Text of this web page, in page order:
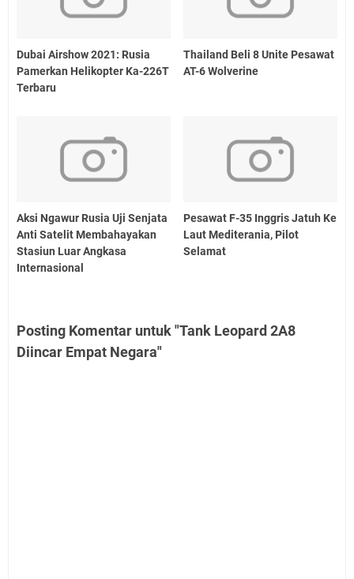
Dubai Airshow 2021: Rusia
Pamerkan Helikopter Ka-226T
Terbaru
Thailand Beli 8 Unite Pesawat
AT-6 Wolverine
Aksi Ngawur Rusia Uji Senjata
Anti Satelit Membahayakan
Stasiun Luar Angkasa
Internasional
Pesawat F-35 Inggris Jatuh Ke
Laut Mediterania, Pilot
Selamat
Posting Komentar untuk "Tank Leopard 2A8
Diincar Empat Negara"